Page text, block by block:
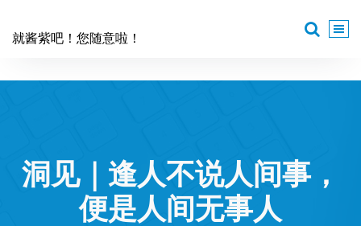
就酱紫吧！您随意啦！
洞见｜逢人不说人间事，
便是人间无事人